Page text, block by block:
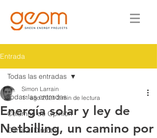
Entrada
Todas las entradas
Columna de Opinión
Carta al Director
Todas las entradas
Energía solar y ley de
Netbilling, un camino por
Simon Larrain
11 ago 2021 2 min de lectura